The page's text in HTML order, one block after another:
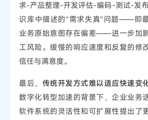
求-产品整理-开发评估-编码-测试-发
识库中描述的“需求失真”问题——即
业务原始意图存在偏差——进一步加
工风险。缓慢的响应速度和反复的修
信任与满意度。
最后， 传统开发方式难以适应快速变
数字化转型加速的背景下，企业业务
软件系统的灵活性和可扩展性提出了